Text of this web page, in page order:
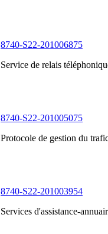
8740-S22-201006875
Service de relais
8740-S22-201005075
Protocole de gestion du
8740-S22-201003954
Services d'assistance-